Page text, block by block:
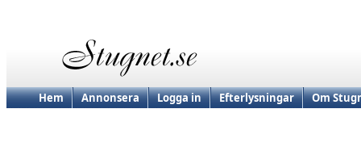
Hem Annonsera Logga in Efterlysningar Om